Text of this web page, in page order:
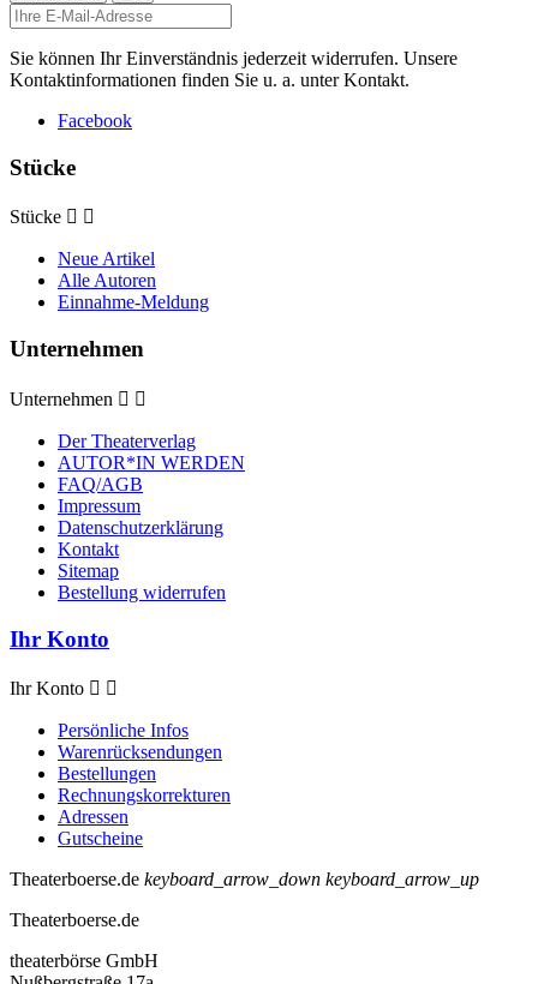
Sie können Ihr Einverständnis jederzeit widerrufen. Unsere
Kontaktinformationen finden Sie u. a. unter Kontakt.
Facebook
Stücke
Stücke  
Neue Artikel
Alle Autoren
Einnahme-Meldung
Unternehmen
Unternehmen  
Der Theaterverlag
AUTOR*IN WERDEN
FAQ/AGB
Impressum
Datenschutzerklärung
Kontakt
Sitemap
Bestellung widerrufen
Ihr Konto
Ihr Konto  
Persönliche Infos
Warenrücksendungen
Bestellungen
Rechnungskorrekturen
Adressen
Gutscheine
Theaterboerse.de keyboard_arrow_down keyboard_arrow_up
Theaterboerse.de
theaterbörse GmbH